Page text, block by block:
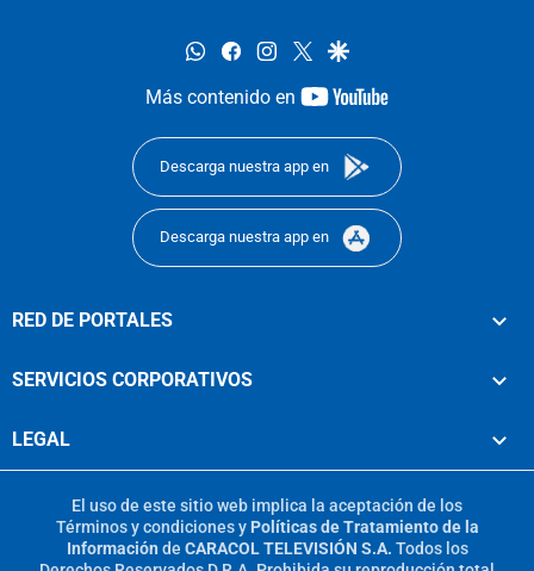
whatsappfacebookinstagram
twittergoogle
Más contenido en
youtube-
Descarga nuestra app en
Descarga nuestra app en
RED DE PORTALES
SERVICIOS CORPORATIVOS
LEGAL
El uso de este sitio web implica la aceptación de los
Términos y condicionesy Políticas de Tratamiento de la
Información de CARACOL TELEVISIÓN S.A. Todos los